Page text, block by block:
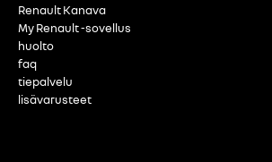
Renault Kanava
My Renault -sovellus
huolto
faq
tiepalvelu
lisävarusteet